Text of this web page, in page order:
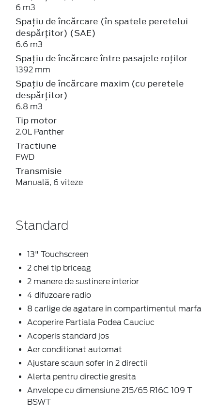
6 m3
Spațiu de încărcare (în spatele peretelui
despărțitor) (SAE)
6.6 m3
Spațiu de încărcare între pasajele roților
1392 mm
Spațiu de încărcare maxim (cu peretele
despărțitor)
6.8 m3
Tip motor
2.0L Panther
Tractiune
FWD
Transmisie
Manuală, 6 viteze
Standard
13" Touchscreen
2 chei tip briceag
2 manere de sustinere interior
4 difuzoare radio
8 carlige de agatare in compartimentul marfa
Acoperire Partiala Podea Cauciuc
Acoperis standard jos
Aer conditionat automat
Ajustare scaun sofer in 2 directii
Alerta pentru directie gresita
Anvelope cu dimensiune 215/65 R16C 109 T
BSWT